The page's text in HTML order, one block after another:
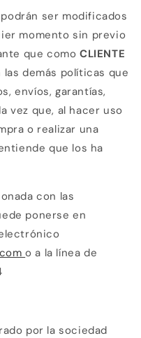
ser modificados
momento sin previo
que comoCLIENTE
demás políticas que
envíos, garantías,
vez que, al hacer uso
o realizar una
que los ha
con las
ponerse en
o a la línea de
por la sociedad